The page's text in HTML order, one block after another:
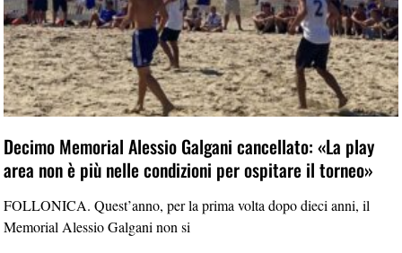
Decimo Memorial Alessio Galgani cancellato: «La play
area non è più nelle condizioni per ospitare il torneo»
FOLLONICA. Quest’anno, per la prima volta dopo dieci anni, il
Memorial Alessio Galgani non si